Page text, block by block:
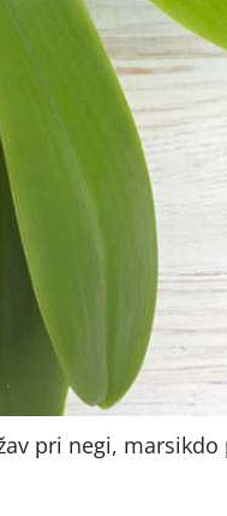
pri negi, marsikdo